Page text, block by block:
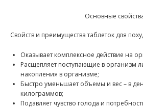
Основные
Свойств и преимущества таблеток для
Оказывает комплексное действие на
Расщепляет поступающие в организм
накопления в организме;
Быстро уменьшает объемы и вес – в
килограммов;
Подавляет чувство голода и